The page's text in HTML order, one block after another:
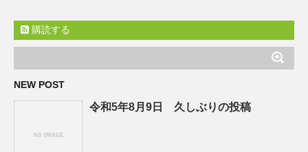
購読する
NEW POST
令和5年8月9日 久しぶりの投稿